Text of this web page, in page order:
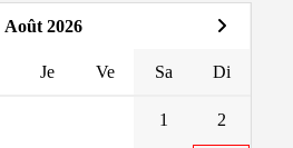
Août 2026
Je Ve Sa Di
1 2